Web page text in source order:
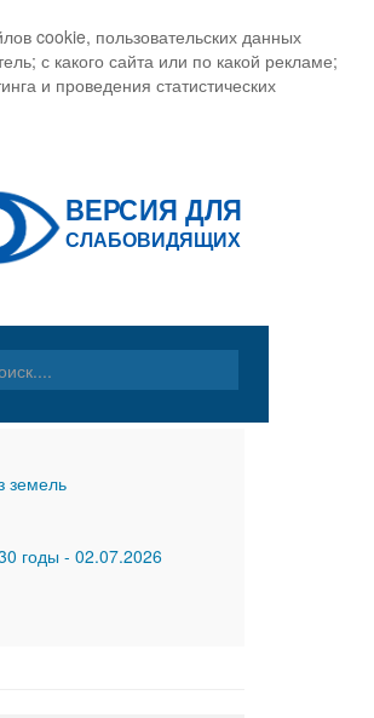
cookie, пользовательских данных
с какого сайта или по какой рекламе;
и проведения статистических
земель
годы - 02.07.2026